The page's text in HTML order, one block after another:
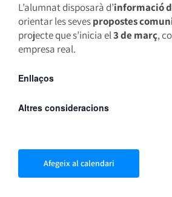
L’alumnat disposarà d’informació
orientar les sevespropostes
projecte que s’inicia el3 de març,
empresa real.
Enllaços
Altres consideracions
Afegeix al calendari